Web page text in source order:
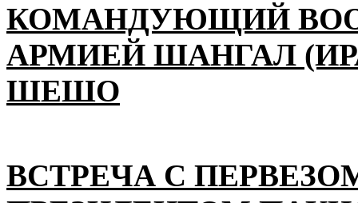
КОМАНДУЮЩИЙ
АРМИЕЙ ШАНГАЛ
ШЕШО
ВСТРЕЧА С